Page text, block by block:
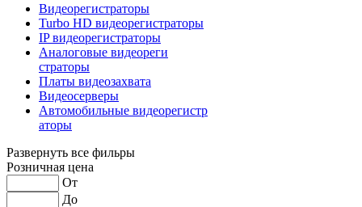
Видеорегистраторы
Turbo HD видеорегистраторы
IP видеорегистраторы
Аналоговые видеореги
страторы
Платы видеозахвата
Видеосерверы
Автомобильные видеорегистр
аторы
Развернуть все фильры
Розничная цена
От
До